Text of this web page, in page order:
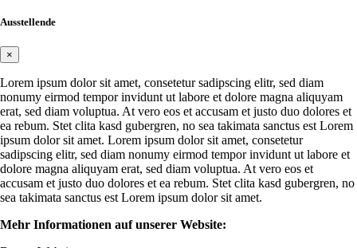
Ausstellende
×
Lorem ipsum dolor sit amet, consetetur sadipscing elitr, sed diam
nonumy eirmod tempor invidunt ut labore et dolore magna aliquyam
erat, sed diam voluptua. At vero eos et accusam et justo duo dolores et
ea rebum. Stet clita kasd gubergren, no sea takimata sanctus est Lorem
ipsum dolor sit amet. Lorem ipsum dolor sit amet, consetetur
sadipscing elitr, sed diam nonumy eirmod tempor invidunt ut labore et
dolore magna aliquyam erat, sed diam voluptua. At vero eos et
accusam et justo duo dolores et ea rebum. Stet clita kasd gubergren, no
sea takimata sanctus est Lorem ipsum dolor sit amet.
Mehr Informationen auf unserer Website: